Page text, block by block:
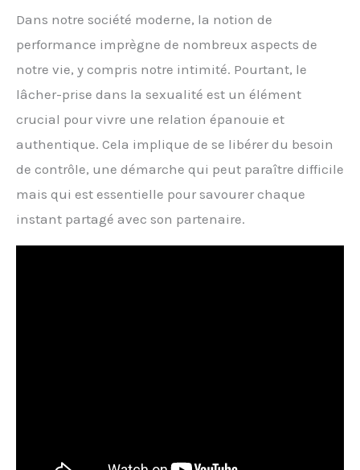
Dans notre société moderne, la notion de
performance imprègne de nombreux aspects de
notre vie, y compris notre intimité. Pourtant, le
lâcher-prise dans la sexualité est un élément
crucial pour vivre une relation épanouie et
authentique. Cela implique de se libérer du besoin
de contrôle, une démarche qui peut paraître difficile
mais qui est essentielle pour savourer chaque
instant partagé avec son partenaire.